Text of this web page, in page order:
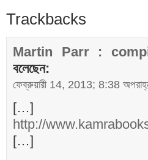
Trackbacks
Martin Parr :
বলেছেন:
ফেব্রুয়ারী 14, 2013; 8:38
[…]
http://
[…]